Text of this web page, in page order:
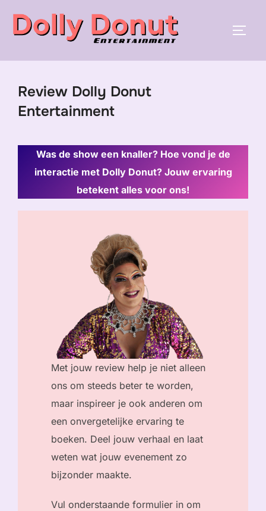
inhoud
Review Dolly Donut
Entertainment
Was de show een knaller? Hoe vond je de
interactie met Dolly Donut? Jouw ervaring
betekent alles voor ons!
Met jouw review help je niet alleen
ons om steeds beter te worden,
maar inspireer je ook anderen om
een onvergetelijke ervaring te
boeken. Deel jouw verhaal en laat
weten wat jouw evenement zo
bijzonder maakte.
Vul onderstaande formulier in om